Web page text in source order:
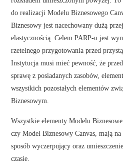
do realizacji Modelu Biznesowego
Biznesowy jest nacechowany dużą
elastycznością. Celem PARP-u jest
rzetelnego przygotowania przed
Instytucja musi mieć pewność, że
sprawę z posiadanych zasobów,
wszystkich pozostałych elementów
Biznesowym.
Wszystkie elementy Modelu
czy Model Biznesowy Canvas, mają
sposób wyczerpujący oraz
czasie.